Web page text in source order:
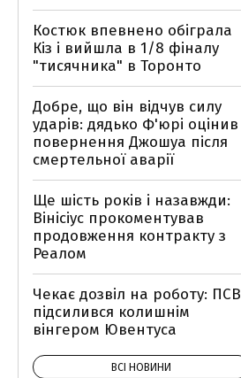
Костюк впевнено обіграла
Кіз і вийшла в 1/8 фіналу
"тисячника" в Торонто
Добре, що він відчув силу
ударів: дядько Ф'юрі оцінив
повернення Джошуа після
смертельної аварії
Ще шість років і назавжди:
Вінісіус прокоментував
продовження контракту з
Реалом
Чекає дозвіл на роботу: ПСВ
підсилився колишнім
вінгером Ювентуса
ВСІ НОВИНИ